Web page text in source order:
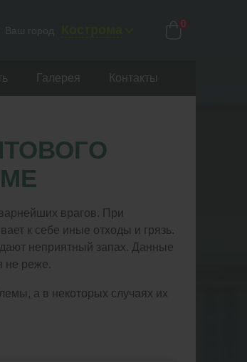
Ваш город
0
Галерея Контакты
врагов. При
к себе иные отходы и грязь.
неприятный запах. Данные
не реже.
а в некоторых случаях их